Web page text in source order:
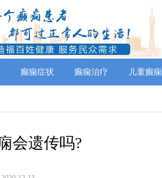
癫痫症状 癫痫治疗 儿童癫痫
会遗传吗?